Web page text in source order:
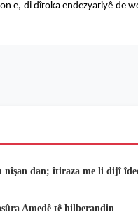
e, di dîroka endezyariyê
dan; îtiraza me li dijî
Amedê tê hilberandin